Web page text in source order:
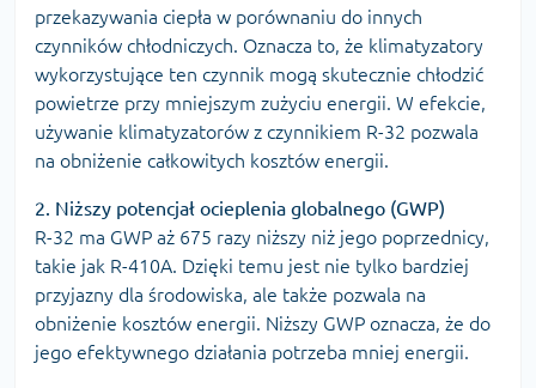
przekazywania ciepła w porównaniu do innych
czynników chłodniczych. Oznacza to, że klimatyzatory
wykorzystujące ten czynnik mogą skutecznie chłodzić
powietrze przy mniejszym zużyciu energii. W efekcie,
używanie klimatyzatorów z czynnikiem R-32 pozwala
na obniżenie całkowitych kosztów energii.
2. Niższy potencjał ocieplenia globalnego (GWP)
R-32 ma GWP aż 675 razy niższy niż jego poprzednicy,
takie jak R-410A. Dzięki temu jest nie tylko bardziej
przyjazny dla środowiska, ale także pozwala na
obniżenie kosztów energii. Niższy GWP oznacza, że do
jego efektywnego działania potrzeba mniej energii.